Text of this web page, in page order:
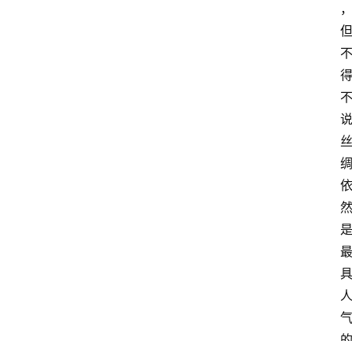
，
但
不
得
不
说
丝
绸
依
然
是
最
具
人
气